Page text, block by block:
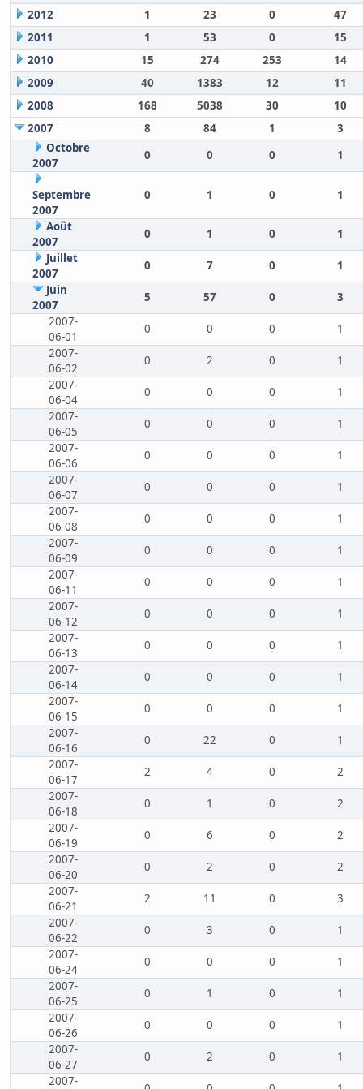
2012
1 23 0
47
2011
1 53 0
15
2010
15 274 253
14
2009
40 1383 12
11
2008
168 5038 30
10
2007
8 84 1
3
Octobre
2007
0 0 0 1
Septembre
2007
0 1 0 1
Août
2007
0 1 0
1
Juillet
2007
0 7 0
1
Juin
2007
5 57 0
3
2007-
06-01
0 0 0
1
2007-
06-02
0 2 0
1
2007-
06-04
0 0 0
1
2007-
06-05
0 0 0
1
2007-
06-06
0 0 0
1
2007-
06-07
0 0 0
1
2007-
06-08
0 0 0
1
2007-
06-09
0 0 0
1
2007-
06-11
0 0 0
1
2007-
06-12
0 0 0
1
2007-
06-13
0 0 0
1
2007-
06-14
0 0 0
1
2007-
06-15
0 0 0
1
2007-
06-16
0 22 0
1
2007-
06-17
2 4 0
2
2007-
06-18
0 1 0
2
2007-
06-19
0 6 0
2
2007-
06-20
0 2 0
2
2007-
06-21
2 11 0
3
2007-
06-22
0 3 0
1
2007-
06-24
0 0 0
1
2007-
06-25
0 1 0
1
2007-
06-26
0 0 0
1
2007-
06-27
0 2 0
1
2007-